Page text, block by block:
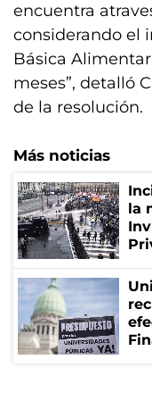
encuentra
considerando el
Básica
meses”, detalló
de la resolución.
Más noticias
la